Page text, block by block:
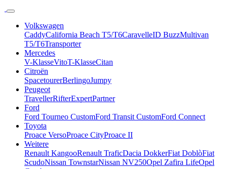
Volkswagen
CaddyCalifornia Beach T5/T6CaravelleID BuzzMultivan
T5/T6Transporter
Mercedes
V-KlasseVitoT-KlasseCitan
Citroën
SpacetourerBerlingoJumpy
Peugeot
TravellerRifterExpertPartner
Ford
Ford Tourneo CustomFord Transit CustomFord Connect
Toyota
Proace VersoProace CityProace II
Weitere
Renault KangooRenault TraficDacia DokkerFiat DoblòFiat
ScudoNissan TownstarNissan NV250Opel Zafira LifeOpel